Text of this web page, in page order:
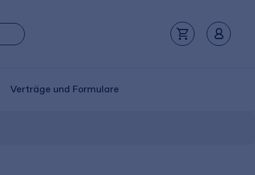
Verträge und Formulare